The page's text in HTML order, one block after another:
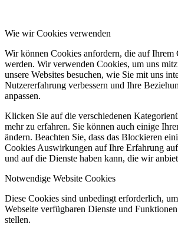
Wie wir Cookies verwenden
Wir können Cookies anfordern, die auf Ihrem
werden. Wir verwenden Cookies, um uns
unsere Websites besuchen, wie Sie mit uns
Nutzererfahrung verbessern und Ihre
anpassen.
Klicken Sie auf die verschiedenen
mehr zu erfahren. Sie können auch einige
ändern. Beachten Sie, dass das Blockieren
Cookies Auswirkungen auf Ihre Erfahrung auf
und auf die Dienste haben kann, die wir
Notwendige Website Cookies
Diese Cookies sind unbedingt erforderlich,
Webseite verfügbaren Dienste und
stellen.